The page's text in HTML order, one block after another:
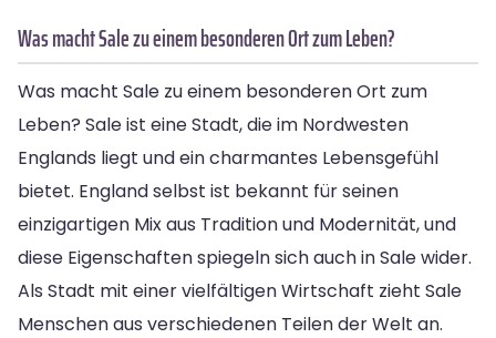
Was macht Sale zu einem besonderen Ort zum Leben?
Was macht Sale zu einem besonderen Ort zum
Leben? Sale ist eine Stadt, die im Nordwesten
Englands liegt und ein charmantes Lebensgefühl
bietet. England selbst ist bekannt für seinen
einzigartigen Mix aus Tradition und Modernität, und
diese Eigenschaften spiegeln sich auch in Sale wider.
Als Stadt mit einer vielfältigen Wirtschaft zieht Sale
Menschen aus verschiedenen Teilen der Welt an.